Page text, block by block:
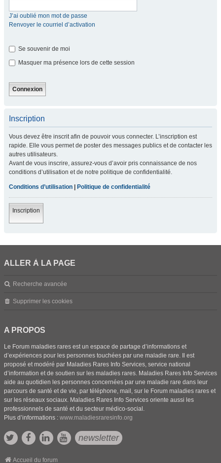
J’ai oublié mon mot de passe
Renvoyer le courriel d’activation
Se souvenir de moi
Masquer ma présence lors de cette session
Inscription
Vous devez être inscrit afin de pouvoir vous connecter. L’inscription est
rapide. Elle vous permet de poster des messages publics et de contacter les
autres utilisateurs.
Avant de vous inscrire, assurez-vous d’avoir pris connaissance de nos
conditions d’utilisation et de notre politique de confidentialité.
Conditions d’utilisation Politique de confidentialité
Inscription
ALLER À LA PAGE
Recherche avancée
Supprimer les cookies
A PROPOS
Le Forum maladies rares est un espace de partage d’informations et
d’expériences pour les personnes touchées par une maladie rare. Il est
proposé et modéré par Maladies Rares Info Services, service national
d’information et de soutien sur les maladies rares. Maladies Rares Info Services
aide au quotidien les personnes concernées par une maladie rare dans leur
parcours de santé et de vie, par téléphone, mail, sur le Forum maladies rares et
sur les réseaux sociaux. Maladies Rares Info Services oriente aussi les
professionnels de santé et du secteur médico-social.
Plus d’informations : www.maladiesraresinfo.org
newsletter
Accueil du forum